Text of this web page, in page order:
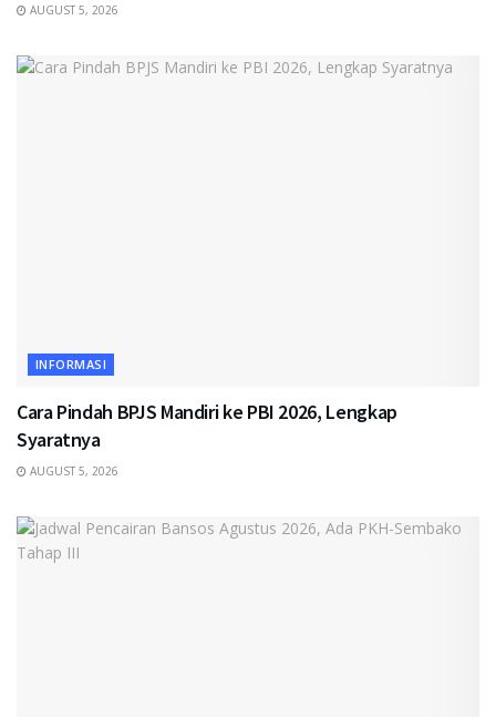
AUGUST 5, 2026
INFORMASI
Cara Pindah BPJS Mandiri ke PBI 2026, Lengkap
Syaratnya
AUGUST 5, 2026